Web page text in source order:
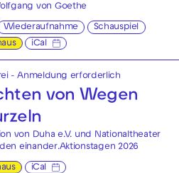
von Goethe
Wiederaufnahme
Schauspiel
iCal
- Anmeldung erforderlich
von Wegen
von Duha e.V. und Nationaltheater
einander.Aktionstagen 2026
iCal